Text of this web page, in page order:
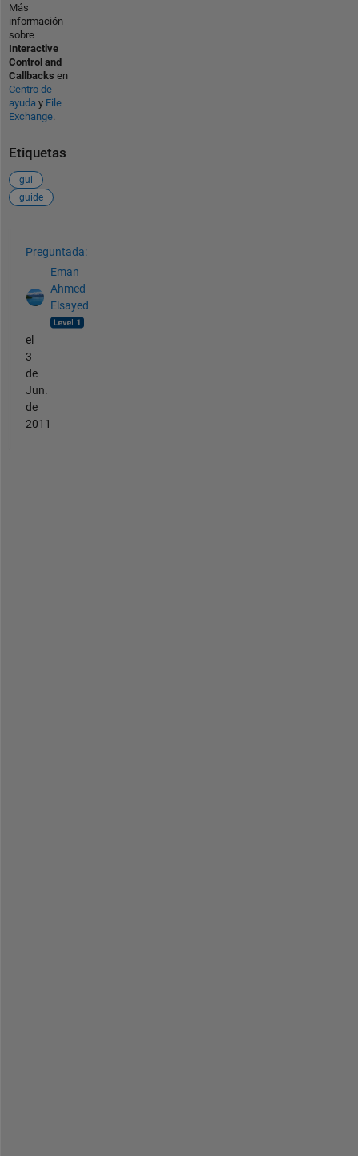
Más
información
sobre
Interactive
Control and
Callbacks en
Centro de
ayuda y File
Exchange.
Etiquetas
gui
guide
Preguntada:
Eman
Ahmed
Elsayed
el
3
de
Jun.
de
2011